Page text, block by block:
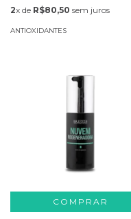
2x de R$80,50 sem juros
ANTIOXIDANTES
COMPRAR